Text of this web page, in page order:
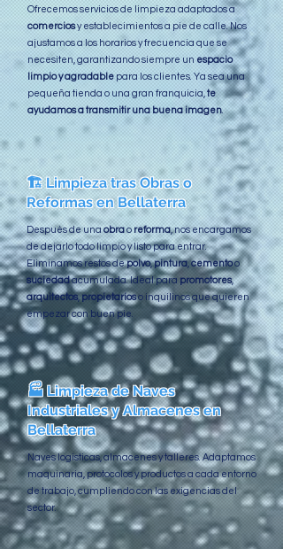
Ofrecemos servicios de limpieza adaptados a
comerciosy establecimientos a pie de calle. Nos
ajustamos a los horarios y frecuencia que se
necesiten, garantizando siempre unespacio
limpio y agradablepara los clientes. Ya sea una
pequeña tienda o una gran franquicia,te
ayudamos a transmitir una buena imagen.
🏗️ Limpieza tras Obras o
Reformas en Bellaterra
Después de unaobraoreforma, nos encargamos
de dejarlo todo limpio y listo para entrar.
Eliminamos restos depolvo,pintura,cementoo
suciedadacumulada. Ideal para promotores,
arquitectos propietarioso inquilinos que quieren
empezar con buen pie.
🏭 Limpieza de Naves
Industriales y Almacenes en
Bellaterra
Naves logísticas, almacenes y talleres. Adaptamos
maquinaria, protocolos y productos a cada entorno
de trabajo, cumpliendo con las exigencias del
sector.